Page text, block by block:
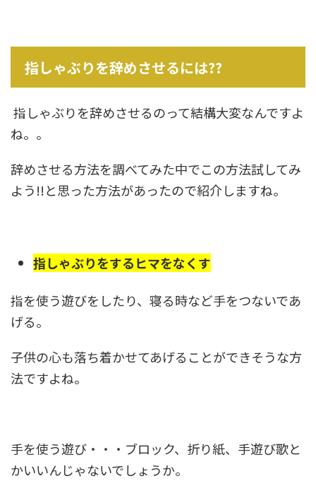
指しゃぶりを辞めさせるには??
指しゃぶりを辞めさせるのって結構大変なんですよ
ね。。
辞めさせる方法を調べてみた中でこの方法試してみ
よう!!と思った方法があったので紹介しますね。
指しゃぶりをするヒマをなくす
指を使う遊びをしたり、寝る時など手をつないであ
げる。
子供の心も落ち着かせてあげることができそうな方
法ですよね。
手を使う遊び・・・ブロック、折り紙、手遊び歌と
かいいんじゃないでしょうか。